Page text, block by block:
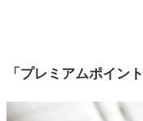
「プレミアムポイン